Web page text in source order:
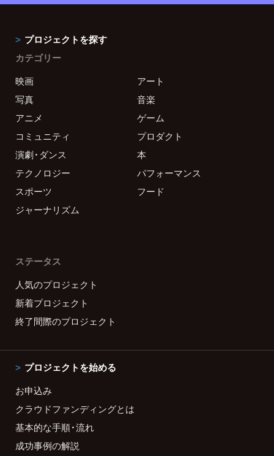
プロジェクトを探す
カテゴリー
映画
アート
写真
音楽
アニメ
ゲーム
コミュニティ
プロダクト
演劇・ダンス
本
テクノロジー
パフォーマンス
スポーツ
フード
ジャーナリズム
ステータス
人気のプロジェクト
新着プロジェクト
終了間際のプロジェクト
プロジェクトを始める
お申込み
クラウドファンディングとは
基本的な手順・流れ
成功事例の解説